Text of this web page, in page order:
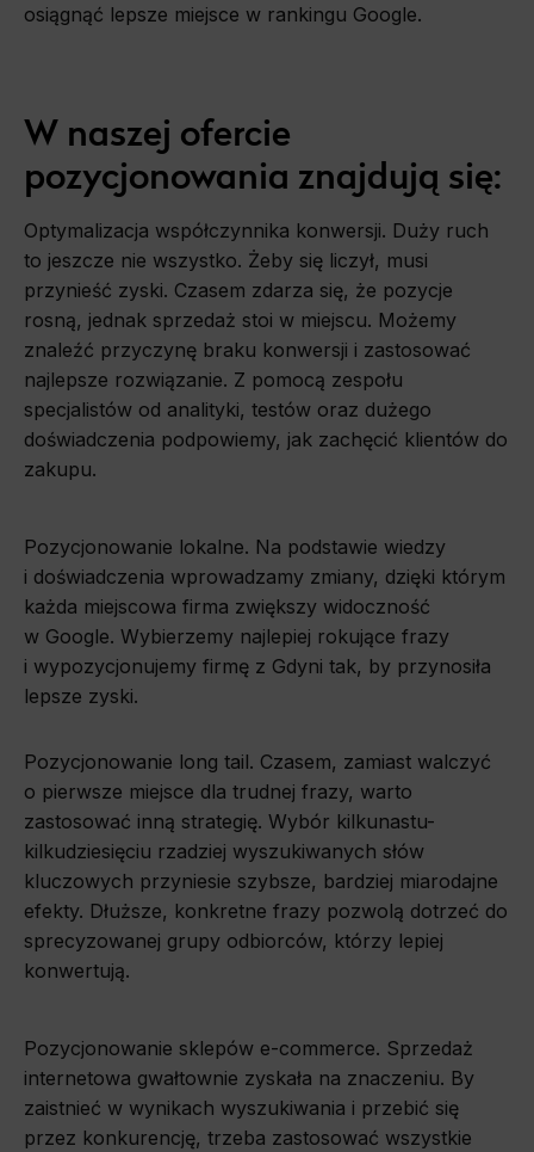
osiągnąć lepsze miejsce w rankingu Google.
W naszej ofercie
pozycjonowania znajdują się:
Optymalizacja współczynnika konwersji. Duży ruch
to jeszcze nie wszystko. Żeby się liczył, musi
przynieść zyski. Czasem zdarza się, że pozycje
rosną, jednak sprzedaż stoi w miejscu. Możemy
znaleźć przyczynę braku konwersji i zastosować
najlepsze rozwiązanie. Z pomocą zespołu
specjalistów od analityki, testów oraz dużego
doświadczenia podpowiemy, jak zachęcić klientów do
zakupu.
Pozycjonowanie lokalne. Na podstawie wiedzy
i doświadczenia wprowadzamy zmiany, dzięki którym
każda miejscowa firma zwiększy widoczność
w Google. Wybierzemy najlepiej rokujące frazy
i wypozycjonujemy firmę z Gdyni tak, by przynosiła
lepsze zyski.
Pozycjonowanie long tail. Czasem, zamiast walczyć
o pierwsze miejsce dla trudnej frazy, warto
zastosować inną strategię. Wybór kilkunastu-
kilkudziesięciu rzadziej wyszukiwanych słów
kluczowych przyniesie szybsze, bardziej miarodajne
efekty. Dłuższe, konkretne frazy pozwolą dotrzeć do
sprecyzowanej grupy odbiorców, którzy lepiej
konwertują.
Pozycjonowanie sklepów e-commerce. Sprzedaż
internetowa gwałtownie zyskała na znaczeniu. By
zaistnieć w wynikach wyszukiwania i przebić się
przez konkurencję, trzeba zastosować wszystkie